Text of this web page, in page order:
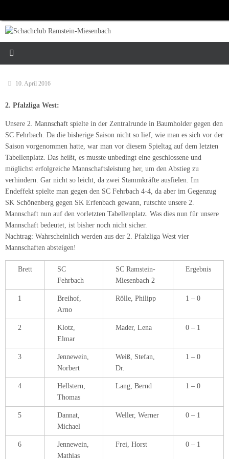
springen
10. April 2016
2. Pfalzliga West:
Unsere 2. Mannschaft spielte in der Zentralrunde in Baumholder gegen den
SC Fehrbach. Da die bisherige Saison nicht so lief, wie man es sich vor der
Saison vorgenommen hatte, war man vor diesem Spieltag auf dem letzten
Tabellenplatz. Das heißt, es musste unbedingt eine geschlossene und
möglichst erfolgreiche Mannschaftsleistung her, um den Abstieg zu
verhindern. Gar nicht so leicht, da zwei Stammkräfte ausfielen. Im
Endeffekt spielte man gegen den SC Fehrbach 4-4, da aber im Gegenzug
SK Schönenberg gegen SK Erfenbach gewann, rutschte unsere 2.
Mannschaft nun auf den vorletzten Tabellenplatz. Was dies nun für unsere
Mannschaft bedeutet, ist bisher noch nicht sicher.
Nachtrag: Wahrscheinlich werden aus der 2. Pfalzliga West vier
Mannschaften absteigen!
Brett
SC
Fehrbach
SC Ramstein-
Miesenbach 2
Ergebnis
1
Breihof,
Arno
Rölle, Philipp 1 – 0
2
Klotz,
Elmar
Mader, Lena 0 – 1
3
Jennewein,
Norbert
Weiß, Stefan,
Dr.
1 – 0
4
Hellstern,
Thomas
Lang, Bernd 1 – 0
5
Dannat,
Michael
Weller, Werner 0 – 1
6
Jennewein,
Mathias
Frei, Horst 0 – 1